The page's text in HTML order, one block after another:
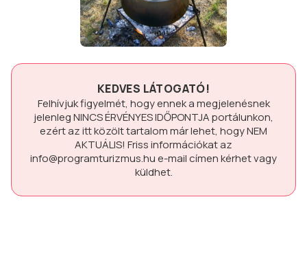
KEDVES LÁTOGATÓ!
Felhívjuk figyelmét, hogy ennek a megjelenésnek
jelenlegNINCS ÉRVÉNYES IDŐPONTJAportálunkon,
ezért az itt közölt tartalom már lehet, hogyNEM
AKTUÁLIS! Friss információkat az
info@programturizmus.hue-mail címen kérhet vagy
küldhet.